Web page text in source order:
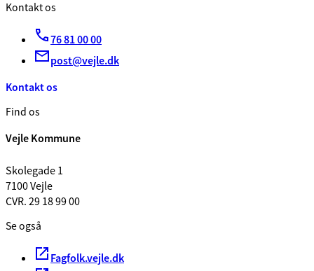
Kontakt os
76 81 00 00
post@vejle.dk
Kontakt os
Find os
Vejle Kommune
Skolegade 1
7100 Vejle
CVR. 29 18 99 00
Se også
Fagfolk.vejle.dk